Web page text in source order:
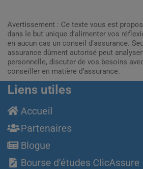
Avertissement : Ce texte vous est
dans le but unique d’alimenter vos
en aucun cas un conseil d'assurance.
assurance dûment autorisé peut
personnelle, discuter de vos besoins
conseiller en matière d’assurance.
Liens utiles
Accueil
Partenaires
Blogue
Bourse d’études ClicAssure